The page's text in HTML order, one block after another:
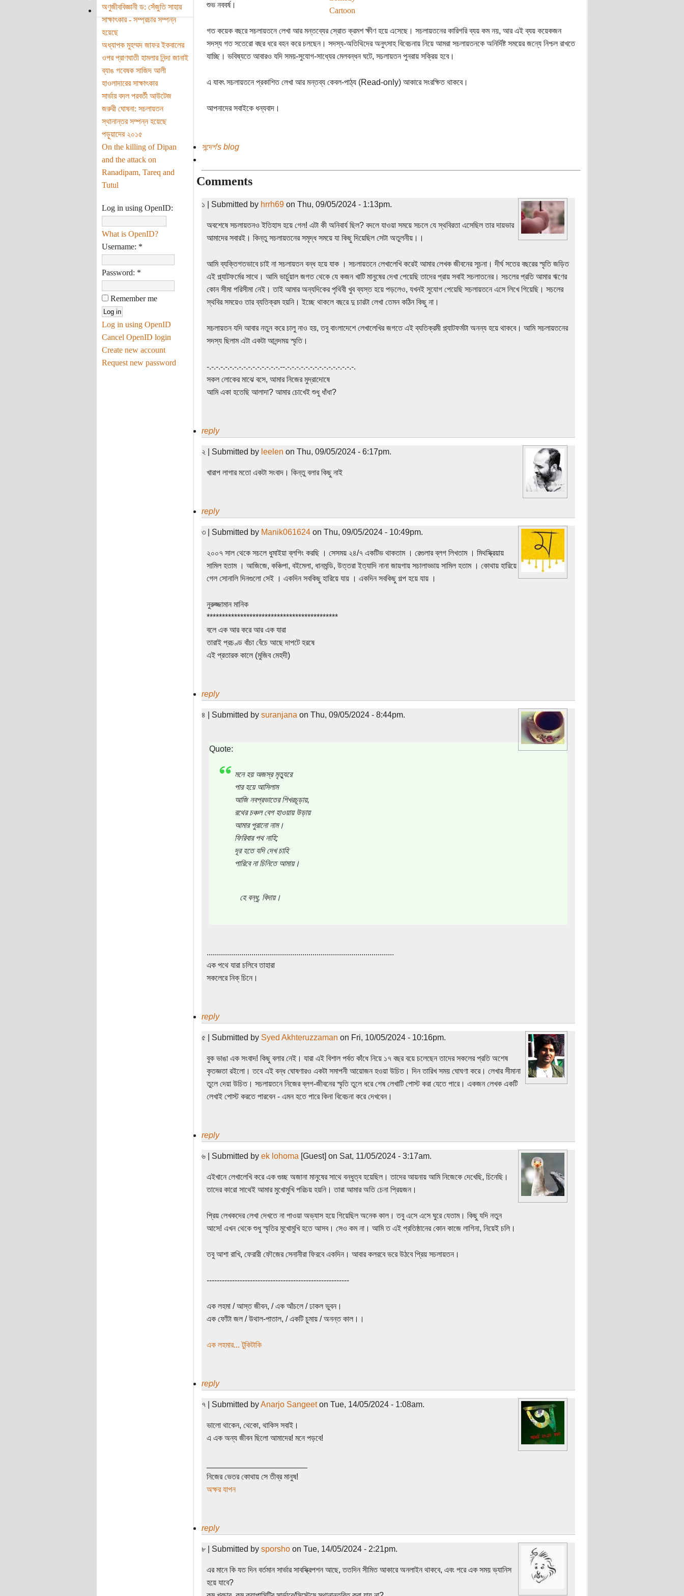
Cartoon
অণুজীববিজ্ঞানী ড: সেঁজুতি সাহার
সাক্ষাৎকার - সম্প্রচার সম্পন্ন
হয়েছে
অধ্যাপক মুহম্মদ জাফর ইকবালের
ওপর প্রাণঘাতী হামলার নিন্দা জানাই
ব্যাঙ গবেষক সাজিদ আলী
হাওলাদারের সাক্ষাৎকার
সার্ভার বদল পরবর্তী আউটেজ
জরুরী ঘোষনা: সচলায়তন
স্থানান্তর সম্পন্ন হয়েছে
পড়ুয়াদের ২০১৫
On the killing of Dipan
and the attack on
Ranadipam, Tareq and
Tutul
Log in using OpenID:
What is OpenID?
Username: *
Password: *
Remember me
Log in using OpenID
Cancel OpenID login
Create new account
Request new password
শুভ নববর্ষ।
গত কয়েক বছরে সচলায়তনে লেখা আর মন্তব্যের স্রোত ক্রমশ ক্ষীণ হয়ে এসেছে। সচলায়তনের কারিগরি ব্যয় কম নয়, আর এই ব্যয় কয়েকজন
সদস্য গত সতেরো বছর ধরে বহন করে চলছেন। সদস্য-অতিথিদের অনুৎসাহ বিবেচনায় নিয়ে আমরা সচলায়তনকে অনির্দিষ্ট সময়ের জন্যে নিশ্চল রাখতে
যাচ্ছি। ভবিষ্যতে আবারও যদি সময়-সুযোগ-সাধ্যের মেলবন্ধন ঘটে, সচলায়তন পুনরায় সক্রিয় হবে।
এ যাবৎ সচলায়তনে প্রকাশিত লেখা আর মন্তব্য কেবল-পাঠ্য (Read-only) আকারে সংরক্ষিত থাকবে।
আপনাদের সবাইকে ধন্যবাদ।
সন্দেশ's blog
Comments
১ | Submitted by hrrh69on Thu, 09/05/2024 - 1:13pm.
অবশেষে সচলায়তনও ইতিহাস হয়ে গেল! এটা কী অনিবার্য ছিল? বদলে যাওয়া সময়ে সচলে যে স্থবিরতা এসেছিল তার দায়ভার
আমাদের সবারই। কিন্তু সচলায়তনের সমৃদ্ধ সময়ে যা কিছু দিয়েছিল সেটা অতুলনীয়।।
আমি ব্যক্তিগতভাবে চাই না সচলায়তন বন্ধ হয়ে যাক । সচলায়তনে লেখালেখি করেই আমার লেখক জীবনের সূচনা। দীর্ঘ সতের বছরের স্মৃতি জড়িত
এই প্ল্যাটফর্মের সাথে। আমি ভার্চুয়াল জগত থেকে যে কজন খাটি মানুষের দেখা পেয়েছি তাদের প্রায় সবাই সচলাতনের। সচলের প্রতি আমার ঋণের
কোন সীমা পরিসীমা নেই। তাই আমার অন্যদিকের পৃথিবী খুব ব্যস্ত হয়ে পড়লেও, যখনই সুযোগ পেয়েছি সচলায়তনে এসে লিখে গিয়েছি। সচলের
স্থবির সময়েও তার ব্যতিক্রম হয়নি। ইচ্ছে থাকলে বছরে দু চারটা লেখা তেমন কঠিন কিছু না।
সচলায়তন যদি আবার নতুন করে চালু নাও হয়, তবু বাংলাদেশে লেখালেখির জগতে এই ব্যতিক্রমী প্ল্যাটফর্মটা অনন্য হয়ে থাকবে। আমি সচলায়তনের
সদস্য ছিলাম এটা একটা আনন্দময় স্মৃতি।
‍‌-.-.-.-.-.-.-.-.-.-.-.-.-.-.-.-.--.-.-.-.-.-.-.-.-.-.-.-.-.-.-.-.
সকল লোকের মাঝে বসে, আমার নিজের মুদ্রাদোষে
আমি একা হতেছি আলাদা? আমার চোখেই শুধু ধাঁধা?
reply
২ | Submitted by leelen on Thu, 09/05/2024 - 6:17pm.
খারাপ লাগার মতো একটা সংবাদ। কিন্তু বলার কিছু নাই
reply
৩ | Submitted by Manik061624on Thu, 09/05/2024 - 10:49pm.
২০০৭ সাল থেকে সচলে ধুমাইয়া ব্লগিং করছি । সেসময় ২৪/৭ একটিভ থাকতাম । রেগুলার ব্লগ লিখতাম । মিথস্ক্রিয়ায়
সামিল হতাম । আজিজে, কঞ্চিপা, বইমেলা, ধানমন্ডি, উত্তরা ইত্যাদি নানা জায়গায় সচালাড্ডায় সামিল হতাম । কোথায় হারিয়ে
গেল সোনালি দিনগুলো সেই । একদিন সবকিছু হারিয়ে যায় । একদিন সবকিছু গল্প হয়ে যায় ।
নুরুজ্জামান মানিক
*******************************************
বলে এক আর করে আর এক যারা
তারাই প্রচণ্ড বাঁচা বেঁচে আছে দাপটে হরষে
এই প্রতারক কালে (মুজিব মেহদী)
reply
৪ | Submitted by suranjana on Thu, 09/05/2024 - 8:44pm.
Quote:
মনে হয় অজস্র মৃত্যুরে
পার হয়ে আসিলাম
আজি নবপ্রভাতের শিখরচূড়ায়,
রথের চঞ্চল বেগ হাওয়ায় উড়ায়
আমার পুরানো নাম।
ফিরিবার পথ নাহি;
দূর হতে যদি দেখ চাহি
পারিবে না চিনিতে আমায়।
হে বন্ধু, বিদায়।
............................................................................................
এক পথে যারা চলিবে তাহারা
সকলেরে নিক্‌ চিনে।
reply
৫ | Submitted by Syed Akhteruzzaman on Fri, 10/05/2024 - 10:16pm.
বুক ভাঙা এক সংবাদ! কিছু বলার নেই। যারা এই বিশাল পর্বত কাঁধে নিয়ে ১৭ বছর বয়ে চলেছেন তাদের সকলের প্রতি অশেষ
কৃতজ্ঞতা রইলো। তবে এই বন্ধ ঘোষণারও একটা সমাপনী আয়োজন হওয়া উচিত। দিন তারিখ সময় ঘোঘণা করে। লেখার সীমানা
তুলে দেয়া উচিত। সচলায়তনে নিজের ব্লগ-জীবনের স্মৃতি তুলে ধরে শেষ লেখাটি পোস্ট করা যেতে পারে। একজন লেখক একটি
লেখাই পোস্ট করতে পারবেন - এমন হতে পারে কিনা বিবেচনা করে দেখবেন।
reply
৬ | Submitted by ek lohoma [Guest] on Sat, 11/05/2024 - 3:17am.
এইখানে লেখালেখি করে এক গুচ্ছ অজানা মানুষের সাথে বন্ধুত্ব হয়েছিল। তাদের আয়নায় আমি নিজেকে দেখেছি, চিনেছি।
তাদের কারো সাথেই আমার মুখোমুখি পরিচয় হয়নি। তারা আমার অতি চেনা প্রিয়জন।
প্রিয় লেখকদের লেখা দেখতে না পাওয়া অভ্যাস হয়ে গিয়েছিল অনেক কাল। তবু এসে এসে ঘুরে যেতাম। কিছু যদি নতুন
আসে! এখন থেকে শুধু স্মৃতির মুখোমুখি হতে আসব। সেও কম না। আমি ত এই প্রতিষ্ঠানের কোন কাজে লাগিনা, নিয়েই চলি।
তবু আশা রাখি, ফেরারী ফৌজের সেনানীরা ফিরবে একদিন। আবার কলরবে ভরে উঠবে প্রিয় সচলায়তন।
--------------------------------------------------------
এক লহমা / আস্ত জীবন, / এক আঁচলে / ঢাকল ভুবন।
এক ফোঁটা জল / উথাল-পাতাল, / একটি চুমায় / অনন্ত কাল।।
এক লহমার... টুকিটাকি
reply
৭ | Submitted byAnarjo Sangeeton Tue, 14/05/2024 - 1:08am.
ভালো থাকেন, থেকো, থাকিস সবাই।
এ এক অন্য জীবন ছিলো আমাদের! মনে পড়বে!
নিজের ভেতর কোথায় সে তীব্র মানুষ!
অক্ষর যাপন
reply
৮ | Submitted by sporshoon Tue, 14/05/2024 - 2:21pm.
এর মানে কি যত দিন বর্তমান সার্ভার সাবস্ক্রিপশন আছে, ততদিন সীমিত আকারে অনলাইন থাকবে, এবং পরে এক সময় ভ্যানিস
হয়ে যাবে?